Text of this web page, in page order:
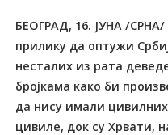
БЕОГРАД, 16. ЈУНА /СРНА/
прилику да оптужи
несталих из рата
бројкама како би
да нису имали
цивиле, док су Хрвати,